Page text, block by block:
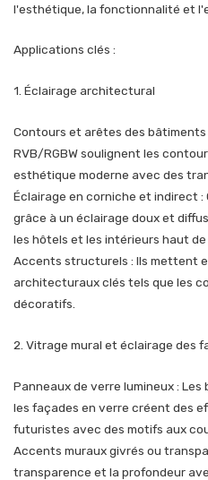
l'esthétique, la fonctionnalité et
Applications clés :
1. Éclairage architectural
Contours et arêtes des bâtiments
RVB/RGBW soulignent les
esthétique moderne avec des
Éclairage en corniche et indirect :
grâce à un éclairage doux et
les hôtels et les intérieurs haut de
Accents structurels : Ils mettent
architecturaux clés tels que les
décoratifs.
2. Vitrage mural et éclairage des
Panneaux de verre lumineux :
les façades en verre créent des
futuristes avec des motifs aux
Accents muraux givrés ou
transparence et la profondeur